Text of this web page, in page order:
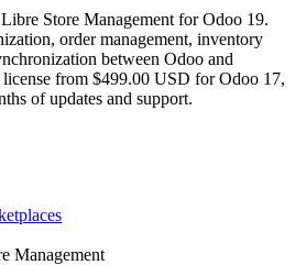
Store Management for Odoo 19.
order management, inventory
between Odoo and
from $499.00 USD for Odoo 17,
of updates and support.
Management